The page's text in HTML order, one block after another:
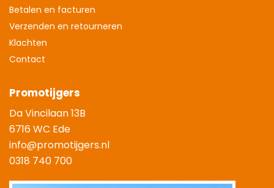
Betalen en facturen
Verzenden en retourneren
Klachten
Contact
Promotijgers
Da Vincilaan 13B
6716 WC Ede
info@promotijgers.nl
0318 740 700